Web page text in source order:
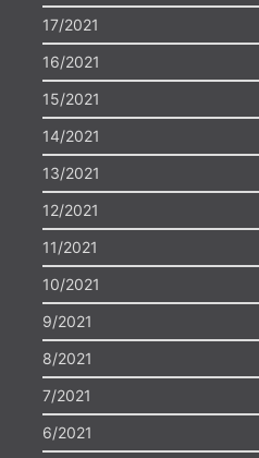
17/2021
16/2021
15/2021
14/2021
13/2021
12/2021
11/2021
10/2021
9/2021
8/2021
7/2021
6/2021